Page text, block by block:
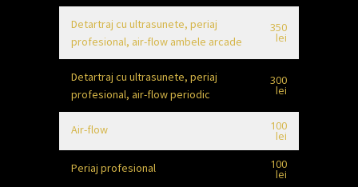
Detartraj cu ultrasunete, periaj
profesional, air-flow ambele arcade
350
lei
Detartraj cu ultrasunete, periaj
profesional, air-flow periodic
300
lei
Air-flow 100
lei
Periaj profesional 100
lei